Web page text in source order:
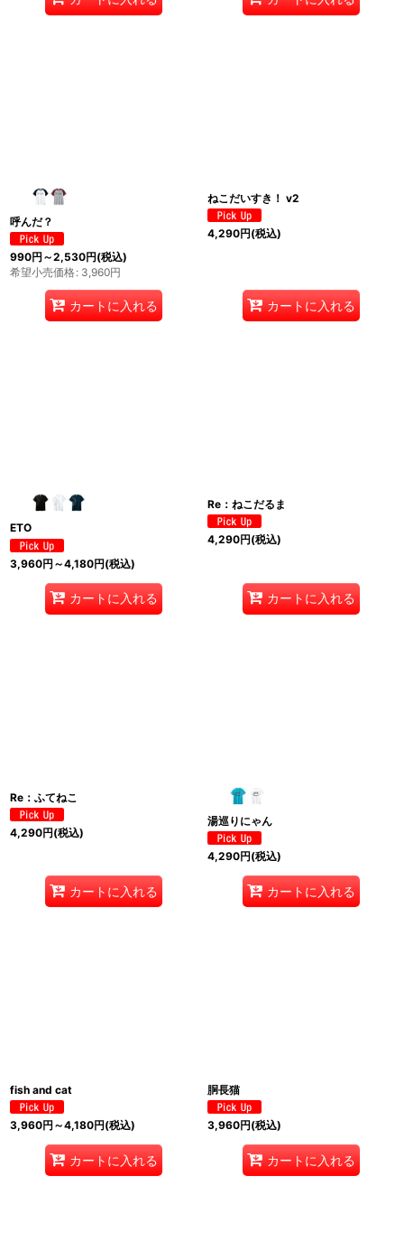
呼んだ？
990円 ～2,530円(税込)
希望小売価格: 3,960円
カートに入れる
ねこだいすき！ v2
4,290円(税込)
カートに入れる
ETO
3,960円 ～4,180円(税込)
カートに入れる
Re：ねこだるま
4,290円(税込)
カートに入れる
Re：ふてねこ
4,290円(税込)
カートに入れる
湯巡りにゃん
4,290円(税込)
カートに入れる
fish and cat
3,960円 ～4,180円(税込)
カートに入れる
胴長猫
3,960円(税込)
カートに入れる